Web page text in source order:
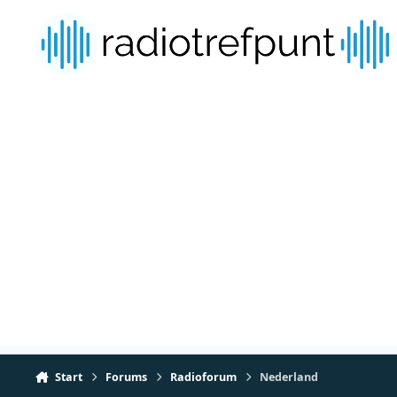
Start Forums Radioforum Nederland